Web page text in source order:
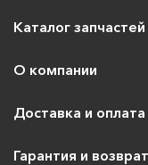
Каталог запчастей
О компании
Доставка и оплата
Гарантия и возврат